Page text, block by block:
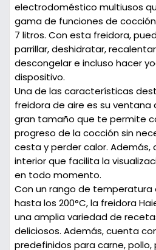
electrodoméstico multiusos
gama de funciones de
7 litros. Con esta freidora,
parrillar, deshidratar,
descongelar e incluso hacer
dispositivo.
Una de las características
freidora de aire es su ventana
gran tamaño que te permite
progreso de la cocción sin
cesta y perder calor. Además,
interior que facilita la
en todo momento.
Con un rango de temperatura
hasta los 200°C, la freidora
una amplia variedad de
deliciosos. Además, cuenta
predefinidos para carne, pollo,